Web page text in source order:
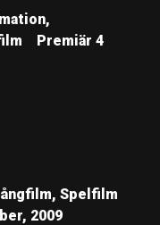
Premiär 4
Spelfilm
2009